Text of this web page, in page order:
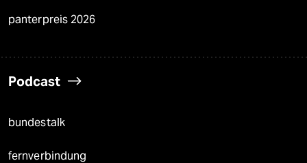
panterpreis 2026
Podcast
bundestalk
fernverbindung